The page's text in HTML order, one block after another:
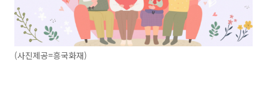
(사진제공=흥국화재)